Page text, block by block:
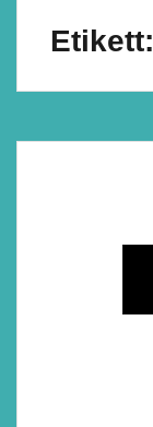
Etikett: